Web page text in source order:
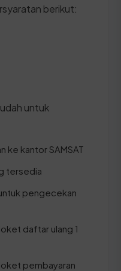
berikut:
untuk
ke kantor SAMSAT
tersedia
pengecekan
daftar ulang 1
pembayaran